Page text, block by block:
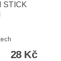
STICK
28 Kč